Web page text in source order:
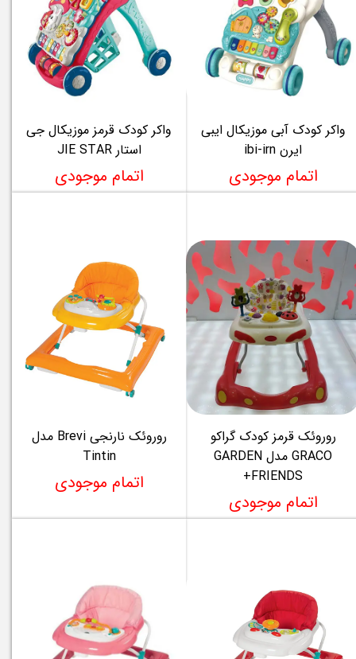
واکر کودک آبی موزیکال ایبی
ایرن ibi-irn
اتمام موجودی
واکر کودک قرمز موزیکال جی
استار JIE STAR
اتمام موجودی
روروئک قرمز کودک گراکو
GRACO مدل GARDEN
FRIENDS+
اتمام موجودی
روروئک نارنجی Brevi مدل
Tintin
اتمام موجودی